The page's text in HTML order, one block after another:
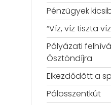
Pénzügyek
“Víz, víz tiszta
Pályázati
Ösztöndíjra
Elkezdődött a
Pálosszentkút